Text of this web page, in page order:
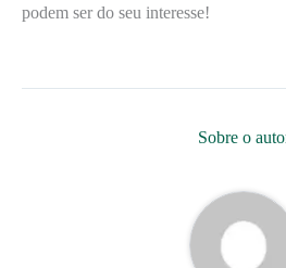
podem ser do seu interesse!
Sobre o